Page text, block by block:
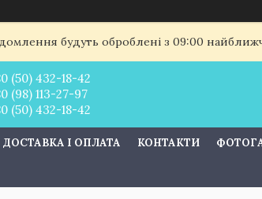
будуть оброблені з 09:00
(50) 432-18-42
(98) 113-27-97
(50) 432-18-42
ДОСТАВКА І ОПЛАТА КОНТАКТИ